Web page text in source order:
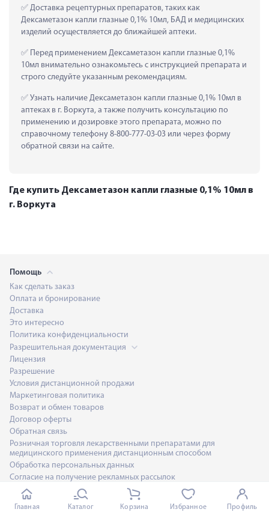
Доставка рецептурных препаратов, таких как
Дексаметазон капли глазные 0,1% 10мл, БАД и медицинских
изделий осуществляется до ближайшей аптеки.
Перед применением Дексаметазон капли глазные 0,1%
10мл внимательно ознакомьтесь с инструкцией препарата и
строго следуйте указанным рекомендациям.
Узнать наличие Дексаметазон капли глазные 0,1% 10мл в
аптеках в г. Воркута, а также получить консультацию по
применению и дозировке этого препарата, можно по
справочному телефону 8-800-777-03-03 или через форму
обратной связи на сайте.
Где купить Дексаметазон капли глазные 0,1% 10мл в
г. Воркута
Помощь
Как сделать заказ
Оплата и бронирование
Доставка
Это интересно
Политика конфиденциальности
Разрешительная документация
Лицензия
Разрешение
Условия дистанционной продажи
Маркетинговая политика
Возврат и обмен товаров
Договор оферты
Обратная связь
Розничная торговля лекарственными препаратами для
медицинского применения дистанционным способом
Обработка персональных данных
Согласие на получение рекламных рассылок
О нас
О компании
Главная Каталог Корзина Избранное Профиль